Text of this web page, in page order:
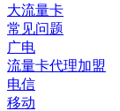
大流量卡
常见问题
广电
流量卡代理加盟
电信
移动